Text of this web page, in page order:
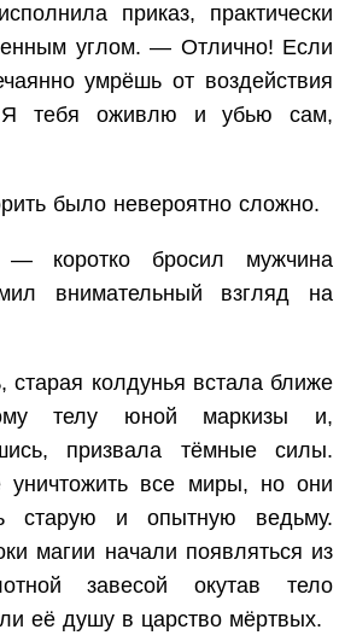
приказ, практически
углом. — Отлично! Если
умрёшь от воздействия
Я тебя оживлю и убью сам,
было невероятно сложно.
коротко бросил мужчина
внимательный взгляд на
старая колдунья встала ближе
телу юной маркизы и,
призвала тёмные силы.
уничтожить все миры, но они
старую и опытную ведьму.
магии начали появляться из
завесой окутав тело
её душу в царство мёртвых.